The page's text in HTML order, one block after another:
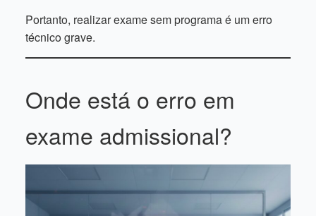
Portanto, realizar exame sem programa é um erro
técnico grave.
Onde está o erro em
exame admissional?